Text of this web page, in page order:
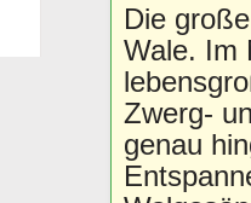
Die
Wale. Im
Zwerg-
genau